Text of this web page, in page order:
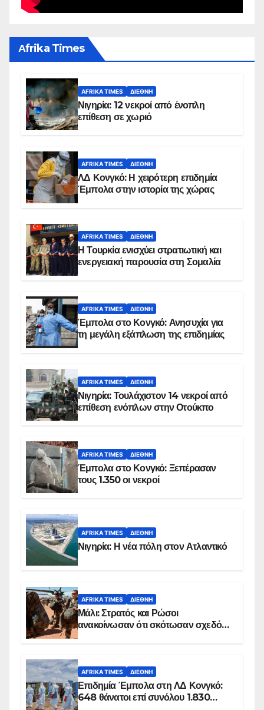
Αfrika Times
AFRIKA TIMES ΔΙΕΘΝΉ
Νιγηρία: 12 νεκροί από ένοπλη
επίθεση σε χωριό
AFRIKA TIMES ΔΙΕΘΝΉ
ΛΔ Κονγκό: Η χειρότερη επιδημία
Έμπολα στην ιστορία της χώρας
AFRIKA TIMES ΔΙΕΘΝΉ
Η Τουρκία ενισχύει στρατιωτική και
ενεργειακή παρουσία στη Σομαλία
AFRIKA TIMES ΔΙΕΘΝΉ
Έμπολα στο Κονγκό: Ανησυχία για
τη μεγάλη εξάπλωση της επιδημίας
AFRIKA TIMES ΔΙΕΘΝΉ
Νιγηρία: Τουλάχιστον 14 νεκροί από
επίθεση ενόπλων στην Οτούκπο
AFRIKA TIMES ΔΙΕΘΝΉ
Έμπολα στο Κονγκό: Ξεπέρασαν
τους 1.350 οι νεκροί
AFRIKA TIMES ΔΙΕΘΝΉ
Νιγηρία: Η νέα πόλη στον Ατλαντικό
AFRIKA TIMES ΔΙΕΘΝΉ
Μάλι: Στρατός και Ρώσοι
ανακοίνωσαν ότι σκότωσαν σχεδόν
AFRIKA TIMES ΔΙΕΘΝΉ
Επιδημία Έμπολα στη ΛΔ Κονγκό:
648 θάνατοι επί συνόλου 1.830